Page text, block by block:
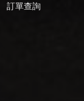
訂單查詢